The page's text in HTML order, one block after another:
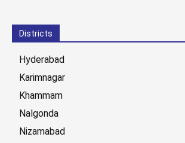
Districts
Hyderabad
Karimnagar
Khammam
Nalgonda
Nizamabad